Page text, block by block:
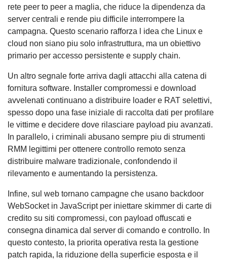
rete peer to peer a maglia, che riduce la dipendenza da
server centrali e rende piu difficile interrompere la
campagna. Questo scenario rafforza l idea che Linux e
cloud non siano piu solo infrastruttura, ma un obiettivo
primario per accesso persistente e supply chain.
Un altro segnale forte arriva dagli attacchi alla catena di
fornitura software. Installer compromessi e download
avvelenati continuano a distribuire loader e RAT selettivi,
spesso dopo una fase iniziale di raccolta dati per profilare
le vittime e decidere dove rilasciare payload piu avanzati.
In parallelo, i criminali abusano sempre piu di strumenti
RMM legittimi per ottenere controllo remoto senza
distribuire malware tradizionale, confondendo il
rilevamento e aumentando la persistenza.
Infine, sul web tornano campagne che usano backdoor
WebSocket in JavaScript per iniettare skimmer di carte di
credito su siti compromessi, con payload offuscati e
consegna dinamica dal server di comando e controllo. In
questo contesto, la priorita operativa resta la gestione
patch rapida, la riduzione della superficie esposta e il